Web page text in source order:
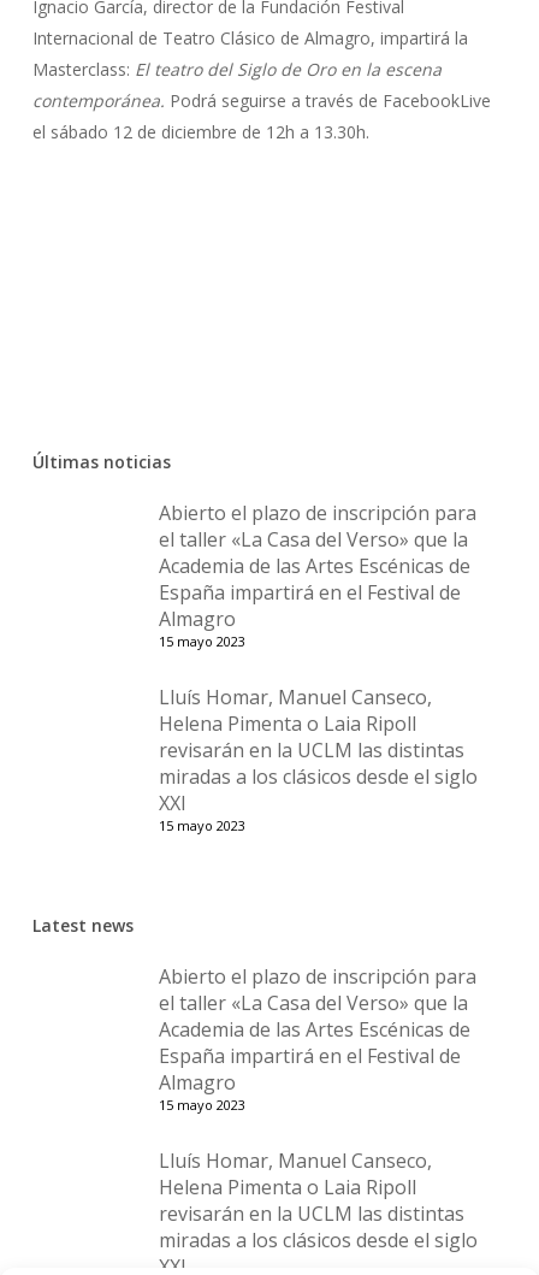
Ignacio García, director de la Fundación Festival
Internacional de Teatro Clásico de Almagro, impartirá la
Masterclass: El teatro del Siglo de Oro en la escena
contemporánea. Podrá seguirse a través de FacebookLive
el sábado 12 de diciembre de 12h a 13.30h.
Últimas noticias
Abierto el plazo de inscripción para
el taller «La Casa del Verso» que la
Academia de las Artes Escénicas de
España impartirá en el Festival de
Almagro
15 mayo 2023
Lluís Homar, Manuel Canseco,
Helena Pimenta o Laia Ripoll
revisarán en la UCLM las distintas
miradas a los clásicos desde el siglo
XXI
15 mayo 2023
Latest news
Abierto el plazo de inscripción para
el taller «La Casa del Verso» que la
Academia de las Artes Escénicas de
España impartirá en el Festival de
Almagro
15 mayo 2023
Lluís Homar, Manuel Canseco,
Helena Pimenta o Laia Ripoll
revisarán en la UCLM las distintas
miradas a los clásicos desde el siglo
XXI